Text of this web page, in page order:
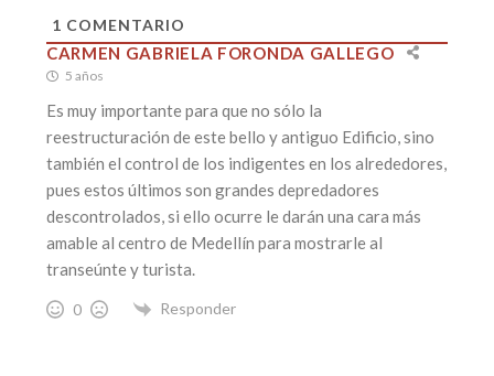
1 COMENTARIO
CARMEN GABRIELA FORONDA GALLEGO
5 años
Es muy importante para que no sólo la
reestructuración de este bello y antiguo Edificio, sino
también el control de los indigentes en los alrededores,
pues estos últimos son grandes depredadores
descontrolados, si ello ocurre le darán una cara más
amable al centro de Medellín para mostrarle al
transeúnte y turista.
0 Responder